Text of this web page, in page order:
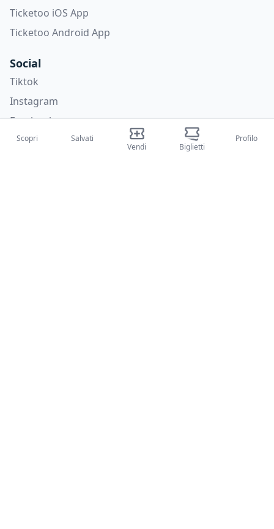
Ticketoo iOS App
Ticketoo Android App
Social
Tiktok
Instagram
Facebook
Scopri
Salvati
Vendi
Biglietti
Profilo